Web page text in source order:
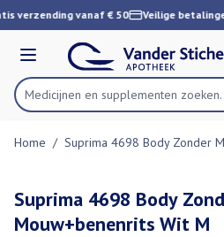
Ga naar de inhoud
1 van 1
verzending vanaf € 50 Veilige
Menu
Product, merk, categorie...
Medicijnen en supplementen
Home / Suprima 4698 Body Zonder
Suprima 4698 Body
Mouw+benenrits Wit M